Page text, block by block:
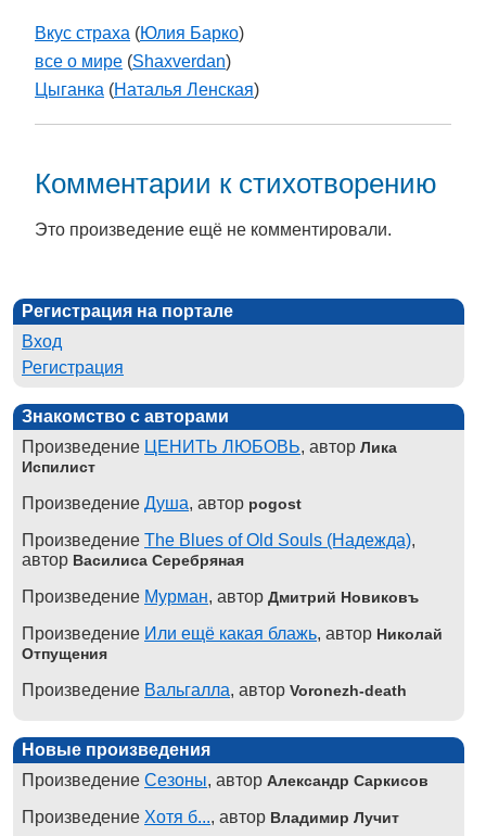
Вкус страха (Юлия Барко)
все о мире (Shaxverdan)
Цыганка (Наталья Ленская)
Комментарии к стихотворению
Это произведение ещё не комментировали.
Регистрация на портале
Вход
Регистрация
Знакомство с авторами
Произведение ЦЕНИТЬ ЛЮБОВЬ, автор Лика
Испилист
Произведение Душа, автор pogost
Произведение The Blues of Old Souls (Надежда),
автор Василиса Серебряная
Произведение Мурман, автор Дмитрий Новиковъ
Произведение Или ещё какая блажь, автор Николай
Отпущения
Произведение Вальгалла, автор Voronezh-death
Новые произведения
Произведение Сезоны, автор Александр Саркисов
Произведение Хотя б..., автор Владимир Лучит